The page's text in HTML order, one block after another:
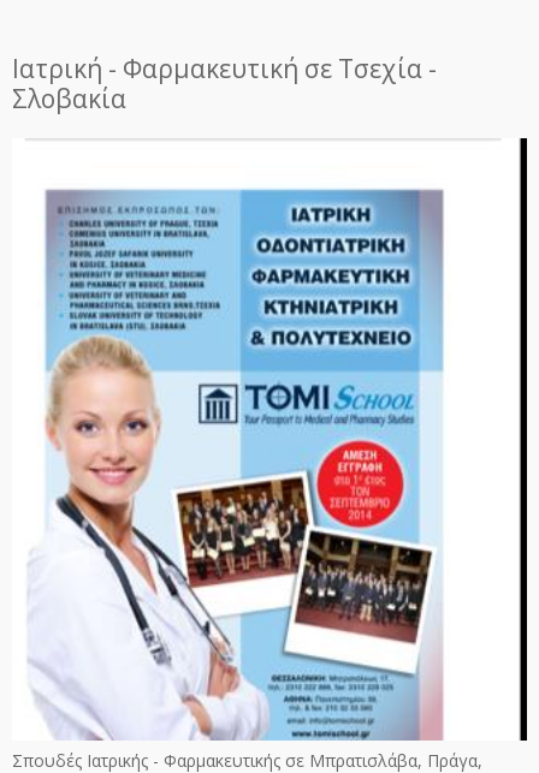
Ιατρική - Φαρμακευτική σε Τσεχία -
Σλοβακία
Σπουδές Ιατρικής - Φαρμακευτικής σε Μπρατισλάβα, Πράγα,